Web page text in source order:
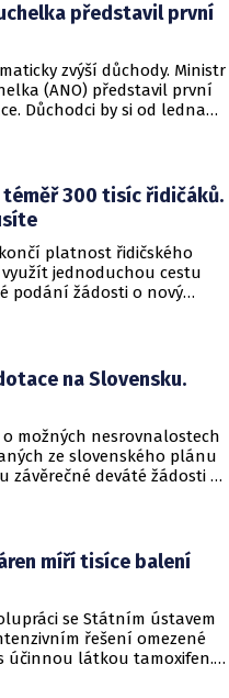
představil první
zvýší důchody. Ministr
(ANO) představil první
Důchodci by si od ledna
300 tisíc řidičáků.
platnost řidičského
jednoduchou cestu
podání žádosti o nový
na Slovensku.
možných nesrovnalostech
ze slovenského plánu
závěrečné deváté žádosti o
podporu a
míří tisíce balení
se Státním ústavem
řešení omezené
účinnou látkou tamoxifen.